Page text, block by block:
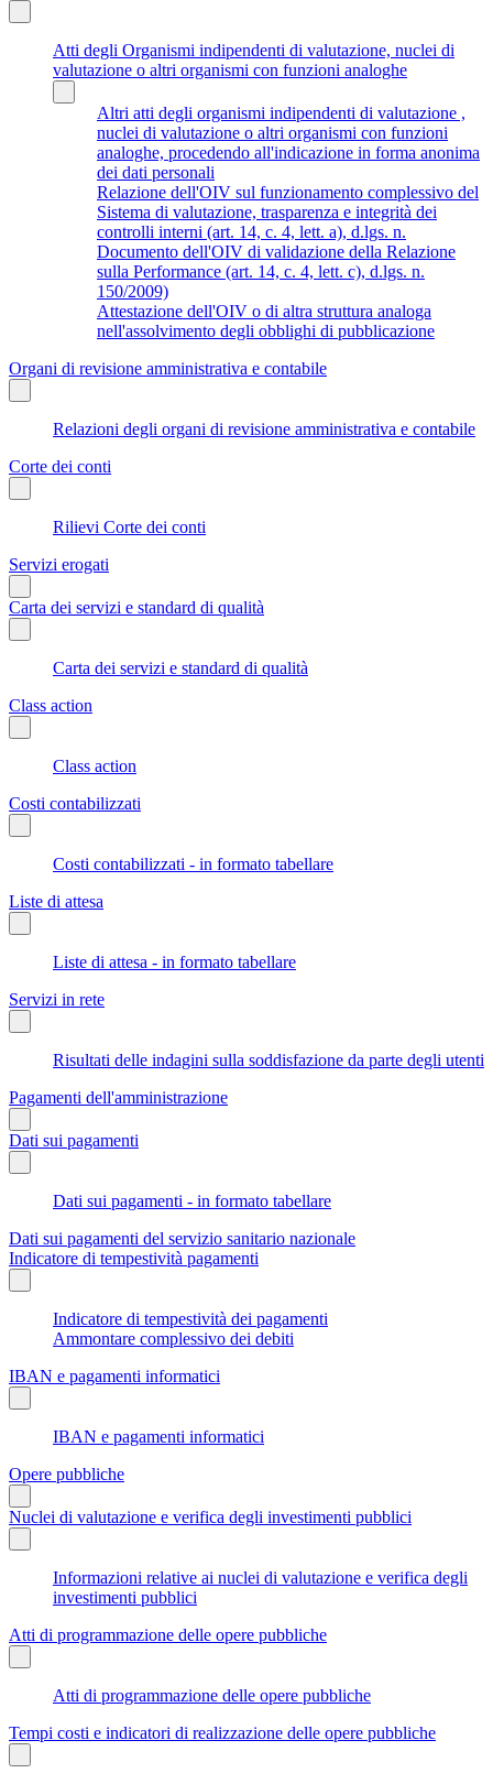
Atti degli Organismi indipendenti di valutazione, nuclei di
valutazione o altri organismi con funzioni analoghe
Altri atti degli organismi indipendenti di valutazione ,
nuclei di valutazione o altri organismi con funzioni
analoghe, procedendo all'indicazione in forma anonima
dei dati personali
Relazione dell'OIV sul funzionamento complessivo del
Sistema di valutazione, trasparenza e integrità dei
controlli interni (art. 14, c. 4, lett. a), d.lgs. n.
Documento dell'OIV di validazione della Relazione
sulla Performance (art. 14, c. 4, lett. c), d.lgs. n.
150/2009)
Attestazione dell'OIV o di altra struttura analoga
nell'assolvimento degli obblighi di pubblicazione
Organi di revisione amministrativa e contabile
Relazioni degli organi di revisione amministrativa e contabile
Corte dei conti
Rilievi Corte dei conti
Servizi erogati
Carta dei servizi e standard di qualità
Carta dei servizi e standard di qualità
Class action
Class action
Costi contabilizzati
Costi contabilizzati - in formato tabellare
Liste di attesa
Liste di attesa - in formato tabellare
Servizi in rete
Risultati delle indagini sulla soddisfazione da parte degli utenti
Pagamenti dell'amministrazione
Dati sui pagamenti
Dati sui pagamenti - in formato tabellare
Dati sui pagamenti del servizio sanitario nazionale
Indicatore di tempestività pagamenti
Indicatore di tempestività dei pagamenti
Ammontare complessivo dei debiti
IBAN e pagamenti informatici
IBAN e pagamenti informatici
Opere pubbliche
Nuclei di valutazione e verifica degli investimenti pubblici
Informazioni relative ai nuclei di valutazione e verifica degli
investimenti pubblici
Atti di programmazione delle opere pubbliche
Atti di programmazione delle opere pubbliche
Tempi costi e indicatori di realizzazione delle opere pubbliche